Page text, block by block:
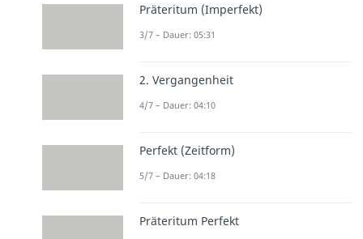
Präteritum (Imperfekt)
3/7 – Dauer: 05:31
2. Vergangenheit
4/7 – Dauer: 04:10
Perfekt (Zeitform)
5/7 – Dauer: 04:18
Präteritum Perfekt